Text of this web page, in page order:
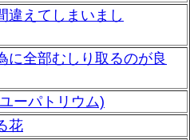
違えてしまいまし
に全部むしり取るのが良
ーパトリウム)
花